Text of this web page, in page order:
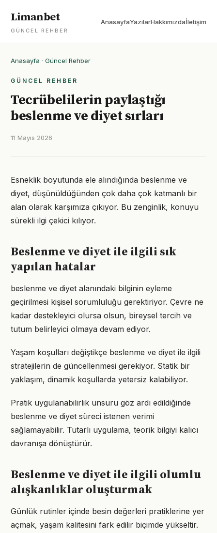
Limanbet
GÜNCEL REHBER
AnasayfaYazılarHakkımızdaİletişim
Anasayfa · Güncel Rehber
GÜNCEL REHBER
Tecrübelilerin paylaştığı
beslenme ve diyet sırları
11 Mayıs 2026
Esneklik boyutunda ele alındığında beslenme ve
diyet, düşünüldüğünden çok daha çok katmanlı bir
alan olarak karşımıza çıkıyor. Bu zenginlik, konuyu
sürekli ilgi çekici kılıyor.
Beslenme ve diyet ile ilgili sık
yapılan hatalar
beslenme ve diyet alanındaki bilginin eyleme
geçirilmesi kişisel sorumluluğu gerektiriyor. Çevre ne
kadar destekleyici olursa olsun, bireysel tercih ve
tutum belirleyici olmaya devam ediyor.
Yaşam koşulları değiştikçe beslenme ve diyet ile ilgili
stratejilerin de güncellenmesi gerekiyor. Statik bir
yaklaşım, dinamik koşullarda yetersiz kalabiliyor.
Pratik uygulanabilirlik unsuru göz ardı edildiğinde
beslenme ve diyet süreci istenen verimi
sağlamayabilir. Tutarlı uygulama, teorik bilgiyi kalıcı
davranışa dönüştürür.
Beslenme ve diyet ile ilgili olumlu
alışkanlıklar oluşturmak
Günlük rutinler içinde besin değerleri pratiklerine yer
açmak, yaşam kalitesini fark edilir biçimde yükseltir.